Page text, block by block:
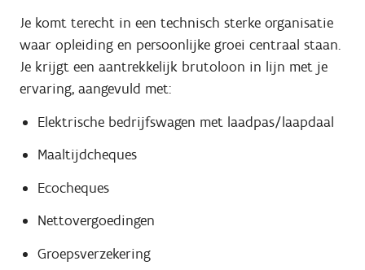
Je komt terecht in een technisch sterke organisatie
waar opleiding en persoonlijke groei centraal staan.
Je krijgt een aantrekkelijk brutoloon in lijn met je
ervaring, aangevuld met:
Elektrische bedrijfswagen met laadpas/laapdaal
Maaltijdcheques
Ecocheques
Nettovergoedingen
Groepsverzekering